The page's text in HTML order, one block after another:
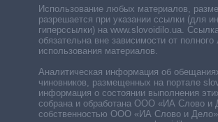
Использование любых материалов,
разрешается при указании ссылки (для
гиперссылки) на www.slovoidilo.ua.
обязательна вне зависимости от полного
использования материалов.
Аналитическая информация об
чиновников, размещенных на портале
информация о состоянии выполнения
собрана и обработана ООО «ИА Слово и
собственностью ООО «ИА Слово и